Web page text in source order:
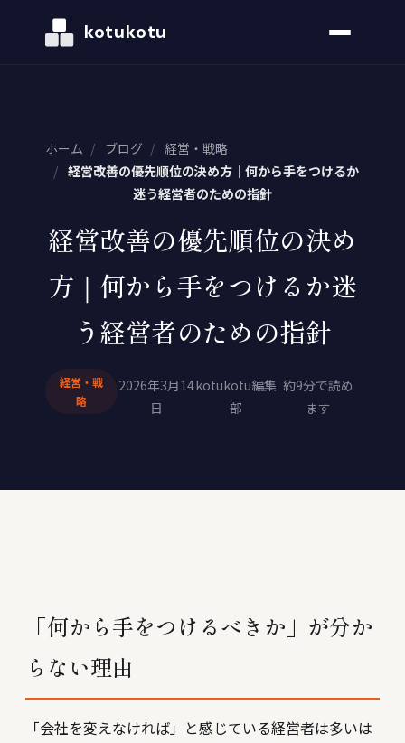
kotukotu
ホーム / ブログ / 経営・戦略
/ 経営改善の優先順位の決め方｜何から手をつけるか
迷う経営者のための指針
経営改善の優先順位の決め
方｜何から手をつけるか迷
う経営者のための指針
経営・戦
略
2026年3月14
日
kotukotu編集
部
約9分で読め
ます
「何から手をつけるべきか」が分か
らない理由
「会社を変えなければ」と感じている経営者は多いは